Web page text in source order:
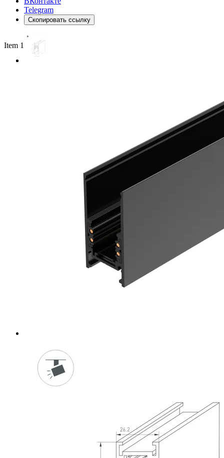
Telegram
Скопировать ссылку
Item 1 of 2